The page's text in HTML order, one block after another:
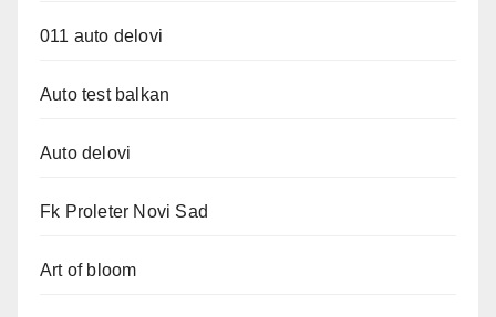
011 auto delovi
Auto test balkan
Auto delovi
Fk Proleter Novi Sad
Art of bloom